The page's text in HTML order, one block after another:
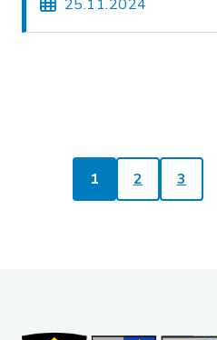
25.11.2024
1 2 3